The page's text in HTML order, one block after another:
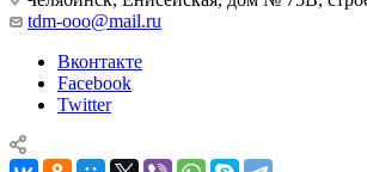
tdm-ooo@mail.ru
Вконтакте
Facebook
Twitter